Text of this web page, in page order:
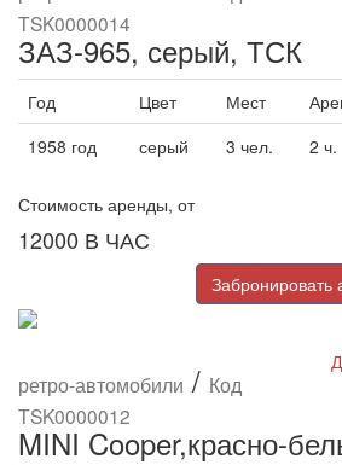
TSK0000014
ЗАЗ-965, серый, ТСК
Год Цвет Мест
1958 год
серый 3 чел. 2 ч.
Стоимость аренды, от
12000 В ЧАС
Забронировать
ретро-автомобили / Код
TSK0000012
MINI Cooper,красно-